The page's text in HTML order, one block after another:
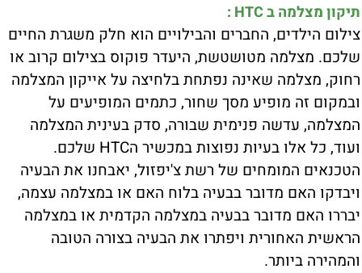
תיקון מצלמה ב HTC :
צילום הילדים, החברים והבילויים הוא חלק משגרת החיים
שלכם. מצלמה מטושטשת, היעדר פוקוס בצילום קרוב או
רחוק, מצלמה שאינה נפתחת בלחיצה על אייקון המצלמה
ובמקום זה מופיע מסך שחור, כתמים המופיעים על
המצלמה, עדשה פנימית שבורה, סדק בעינית המצלמה
ועוד, כל אלו בעיות נפוצות במכשיר הHTC שלכם.
הטכנאים המומחים של רשת צ'יפזול, יאבחנו את הבעיה
ויבדקו האם מדובר בבעיה בלוח האם או במצלמה עצמה,
יבררו האם מדובר בבעיה במצלמה הקדמית או במצלמה
הראשית האחורית ויפתרו את הבעיה בצורה הטובה
והמהירה ביותר.